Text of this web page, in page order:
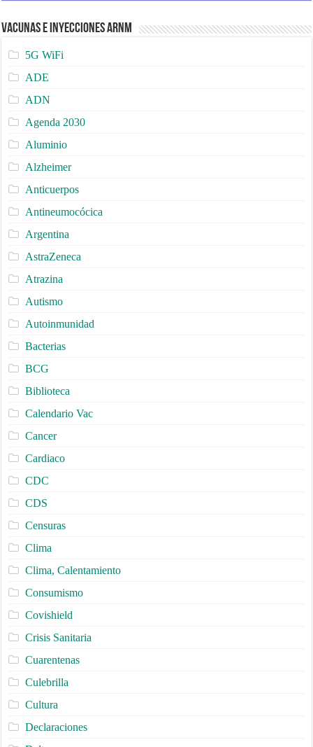
Vacunas e Inyecciones ARNm
5G WiFi
ADE
ADN
Agenda 2030
Aluminio
Alzheimer
Anticuerpos
Antineumocócica
Argentina
AstraZeneca
Atrazina
Autismo
Autoinmunidad
Bacterias
BCG
Biblioteca
Calendario Vac
Cancer
Cardiaco
CDC
CDS
Censuras
Clima
Clima, Calentamiento
Consumismo
Covishield
Crisis Sanitaria
Cuarentenas
Culebrilla
Cultura
Declaraciones